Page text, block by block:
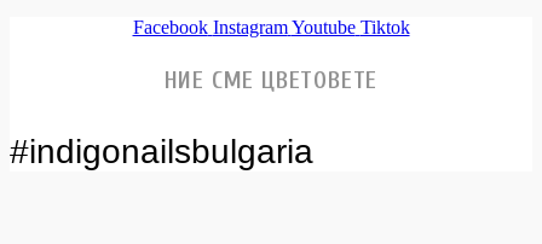
Facebook Instagram Youtube Tiktok
НИЕ СМЕ ЦВЕТОВЕТЕ
#indigonailsbulgaria